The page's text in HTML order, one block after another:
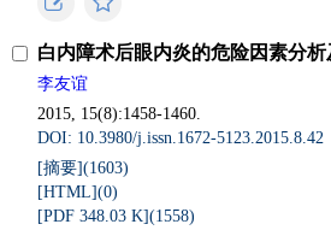
白内障术后眼内炎的危险因素分析
李友谊
2015, 15(8):1458-1460.
DOI: 10.3980/j.issn.1672-5123.2015.8.42
[摘要](1603)
[HTML](0)
[PDF 348.03 K](1558)